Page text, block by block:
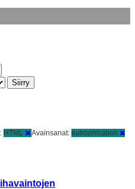
Siirry
HTML Avainsanat: eutrophication